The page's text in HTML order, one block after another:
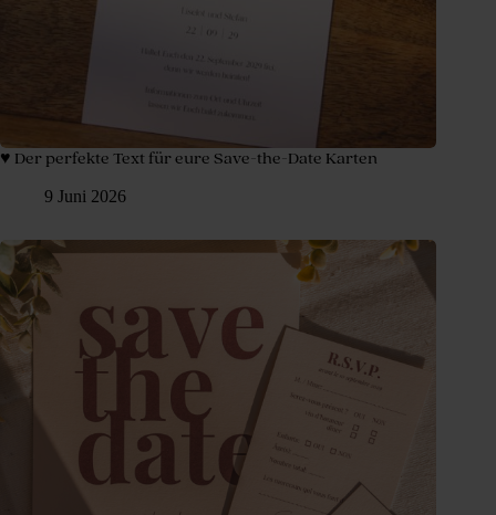
♥ Der perfekte Text für eure Save-the-Date Karten
9 Juni 2026